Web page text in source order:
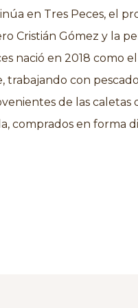
en Tres Peces, el
Cristián Gómez y la
nació en 2018 como
trabajando con
de las caletas
comprados en forma